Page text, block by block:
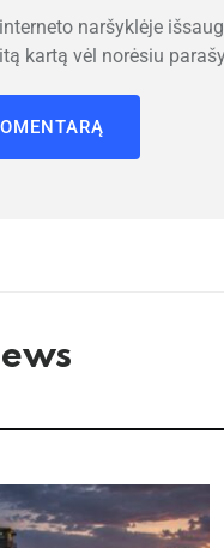
naršyklėje
kartą vėl norėsiu